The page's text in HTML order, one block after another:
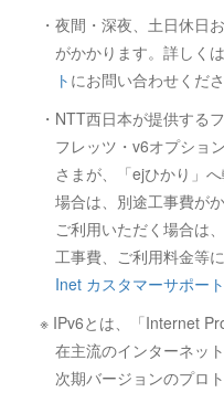
・夜間・深夜、土日休日
がかかります。詳しくは
ト にお問い合わせくださ
・NTT西日本が提供する
フレッツ・v6オプショ
さまが、「ejひかり」
場合は、別途工事費が
ご利用いただく場合は
工事費、ご利用料金等
Inet カスタマーサポート
※ IPv6とは、「Internet
在主流のインターネッ
次期バージョンのプロト